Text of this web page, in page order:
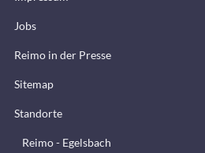
Jobs
Reimo in der Presse
Sitemap
Standorte
Reimo - Egelsbach